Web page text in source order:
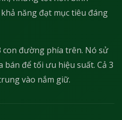
năng đạt mục tiêu đáng
con đường phía trên. Nó sử
bán để tối ưu hiệu suất. Cả 3
vào nắm giữ.